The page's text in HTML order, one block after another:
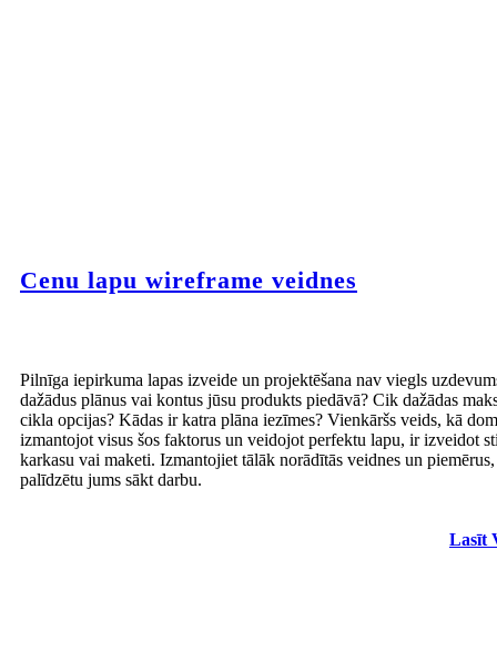
Cenu lapu wireframe veidnes
Pilnīga iepirkuma lapas izveide un projektēšana nav viegls
dažādus plānus vai kontus jūsu produkts piedāvā? Cik dažādas
cikla opcijas? Kādas ir katra plāna iezīmes? Vienkāršs veids, kā
izmantojot visus šos faktorus un veidojot perfektu lapu, ir izveidot
karkasu vai maketi. Izmantojiet tālāk norādītās veidnes un
palīdzētu jums sākt darbu.
Lasīt